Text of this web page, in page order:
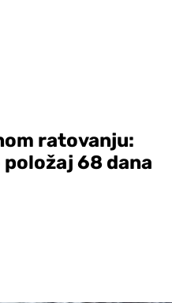
ratovanju:
68 dana